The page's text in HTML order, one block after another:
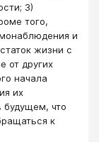
3)
того,
и
жизни с
от других
начала
их
будущем, что
к